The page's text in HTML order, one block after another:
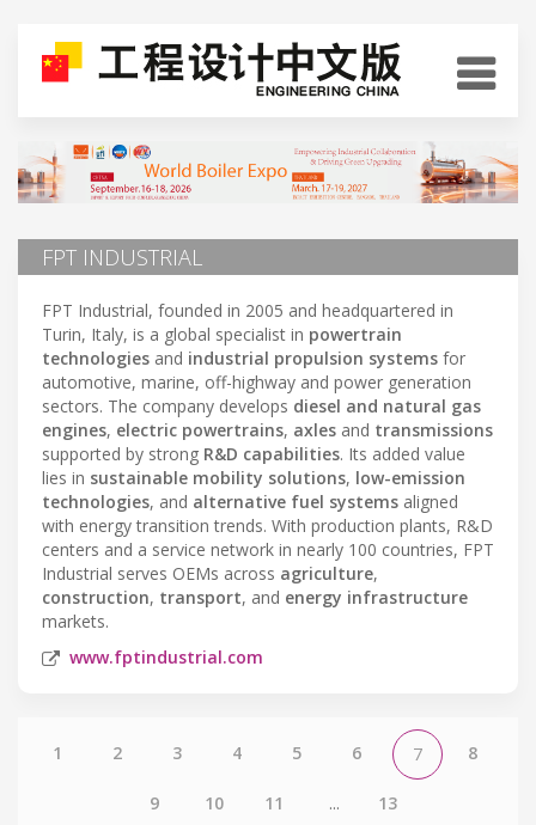
FPT INDUSTRIAL
FPT Industrial, founded in 2005 and headquartered in
Turin, Italy, is a global specialist in powertrain
technologies and industrial propulsion systems for
automotive, marine, off-highway and power generation
sectors. The company develops diesel and natural gas
engines, electric powertrains, axles and transmissions
supported by strong R&D capabilities. Its added value
lies in sustainable mobility solutions, low-emission
technologies, and alternative fuel systems aligned
with energy transition trends. With production plants, R&D
centers and a service network in nearly 100 countries, FPT
Industrial serves OEMs across agriculture,
construction, transport, and energy infrastructure
markets.
www.fptindustrial.com
1 2 3 4 5 6 7 8
9 10 11 ... 13